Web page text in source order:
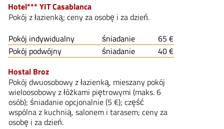
Hotel*** YIT Casablanca
Pokój z łazienką; ceny za osobę i za dzień.
Pokój indywidualny
śniadanie
65 €
Pokój podwójny
śniadanie
40 €
Hostal Broz
Pokój dwuosobowy z łazienką, mieszany pokój
wieloosobowy z łóżkami piętrowymi (maks. 6
osób); śniadanie opcjonalnie (5 €); część
wspólna z kuchnią, salonem i tarasem; ceny za
osobę i za dzień.